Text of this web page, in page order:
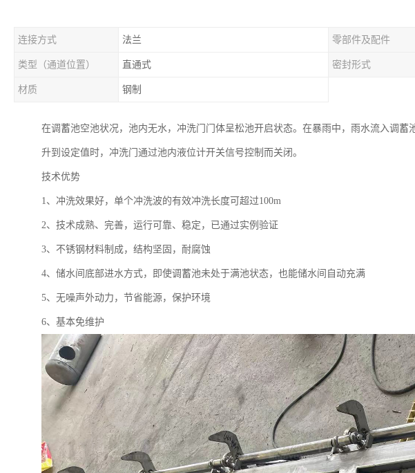
连接方式 法兰 零部件及配件
类型（通道位置） 直通式 密封形式
材质 钢制
在调蓄池空池状况，池内无水，冲洗门门体呈松池开启状态。在暴雨中，雨水流入调蓄
升到设定值时，冲洗门通过池内液位计开关信号控制而关闭。
技术优势
1、冲洗效果好，单个冲洗波的有效冲洗长度可超过100m
2、技术成熟、完善，运行可靠、稳定，已通过实例验证
3、不锈钢材料制成，结构坚固，耐腐蚀
4、储水间底部进水方式，即使调蓄池未处于满池状态，也能储水间自动充满
5、无噪声外动力，节省能源，保护环境
6、基本免维护